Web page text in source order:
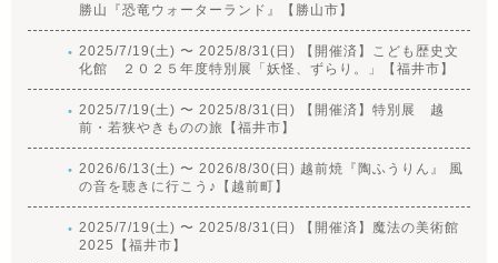
勝山『恐竜ウォーターランド』【勝山市】
2025/7/19(土) 〜 2025/8/31(日) 【開催済】こども歴史文
化館 ２０２５年度特別展「妖怪、ずらり。」【福井市】
2025/7/19(土) 〜 2025/8/31(日) 【開催済】特別展 越
前・若狭やきものの旅【福井市】
2026/6/13(土) 〜 2026/8/30(日) 越前焼『陶ふうりん』 風
の音を聴きに行こう♪【越前町】
2025/7/19(土) 〜 2025/8/31(日) 【開催済】魔法の美術館
2025【福井市】